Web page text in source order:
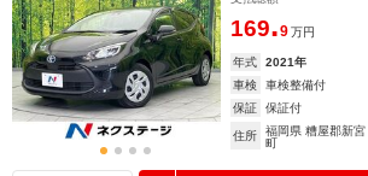
169.9 万円
年式 2021年
車検
車検整備付
保証
保証付
住所
福岡県 糟屋郡新宮
町